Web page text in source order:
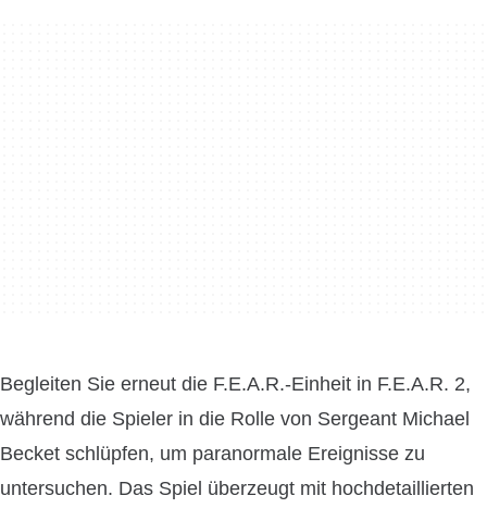
Begleiten Sie erneut die F.E.A.R.-Einheit in F.E.A.R. 2,
während die Spieler in die Rolle von Sergeant Michael
Becket schlüpfen, um paranormale Ereignisse zu
untersuchen. Das Spiel überzeugt mit hochdetaillierten